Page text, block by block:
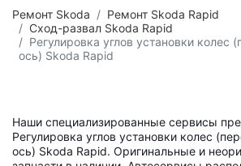
Ремонт Skoda
Ремонт Skoda Rapid
Сход-развал Skoda Rapid
Регулировка углов установки колес
ось) Skoda Rapid
Наши специализированные сервисы
Регулировка углов установки колес
ось) Skoda Rapid. Оригинальные и